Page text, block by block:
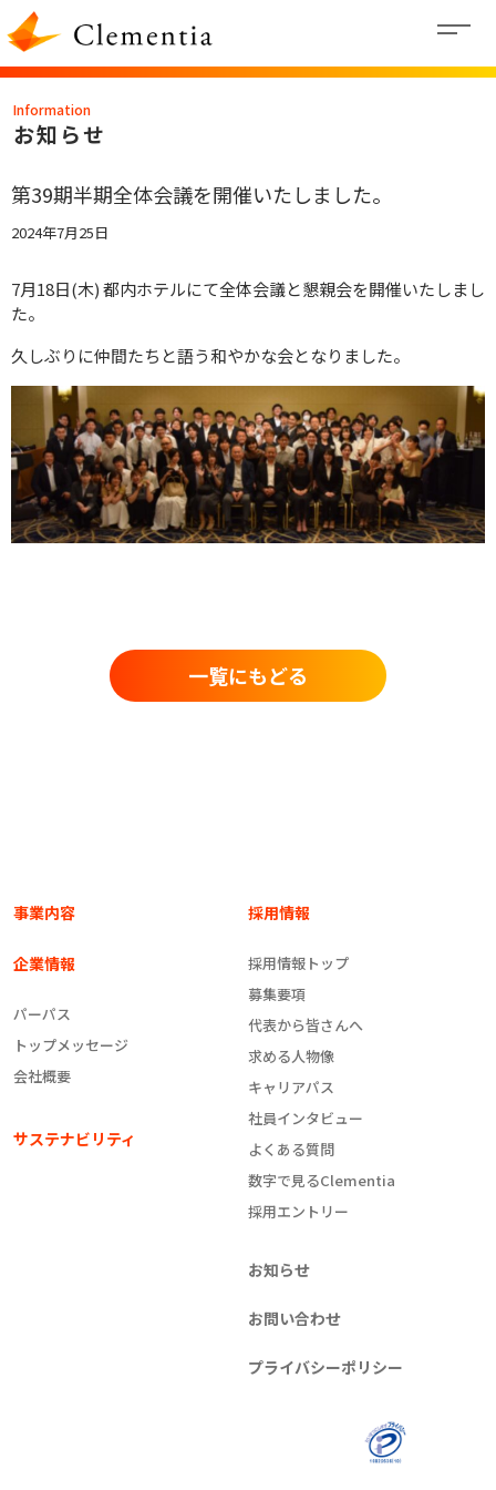
内
容
を
キ
ッ
プ
Information
お知らせ
第39期半期全体会議を開催いたしました。
2024年7月25日
7月18日(木) 都内ホテルにて全体会議と懇親会を開催いたしまし
た。
久しぶりに仲間たちと語う和やかな会となりました。
一覧にもどる
事業内容
企業情報
パーパス
トップメッセージ
会社概要
サステナビリティ
採用情報
採用情報トップ
募集要項
代表から皆さんへ
求める人物像
キャリアパス
社員インタビュー
よくある質問
数字で見るClementia
採用エントリー
お知らせ
お問い合わせ
プライバシーポリシー